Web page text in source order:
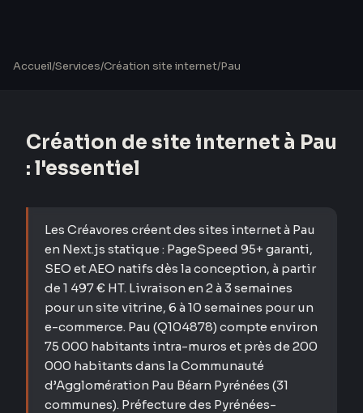
Accueil/Services/Création site internet/Pau
Création de site internet à Pau
: l'essentiel
Les Créavores créent des sites internet à Pau
en Next.js statique : PageSpeed 95+ garanti,
SEO et AEO natifs dès la conception, à partir
de 1 497 € HT. Livraison en 2 à 3 semaines
pour un site vitrine, 6 à 10 semaines pour un
e-commerce. Pau (Q104878) compte environ
75 000 habitants intra-muros et près de 200
000 habitants dans la Communauté
d’Agglomération Pau Béarn Pyrénées (31
communes). Préfecture des Pyrénées-